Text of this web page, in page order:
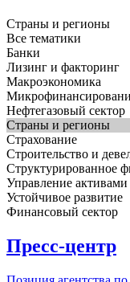
Страны и регионы
Все тематики
Банки
Лизинг и факторинг
Макроэкономика
Нефтегазовый сектор
Страны и регионы
Страхование
Строительство и
Структурированное
Управление активами
Устойчивое развитие
Финансовый сектор
Пресс-центр